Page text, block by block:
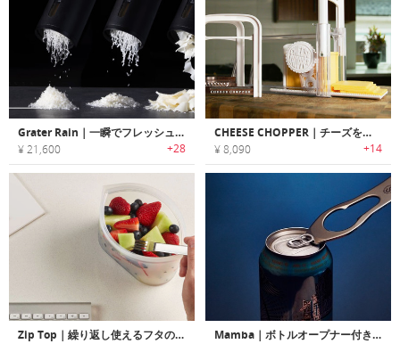
Grater Rain｜一瞬でフレッシュチーズを削る、電動チーズグレーター
¥ 21,600 +28
CHEESE CHOPPER｜チーズを好みの厚さで正確にスライスするチーズカッター「チーズチョッパー」
¥ 8,090 +14
Zip Top｜繰り返し使えるフタのいらないジップ式フードコンテナ「ジップトップ」 Mamba｜ボトルオープナー付きバーツール「マンバ」